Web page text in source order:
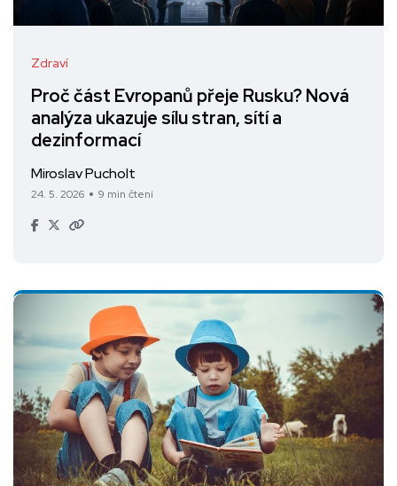
Zdraví
Proč část Evropanů přeje Rusku? Nová
analýza ukazuje sílu stran, sítí a
dezinformací
Miroslav Pucholt
24. 5. 2026 9 min čtení